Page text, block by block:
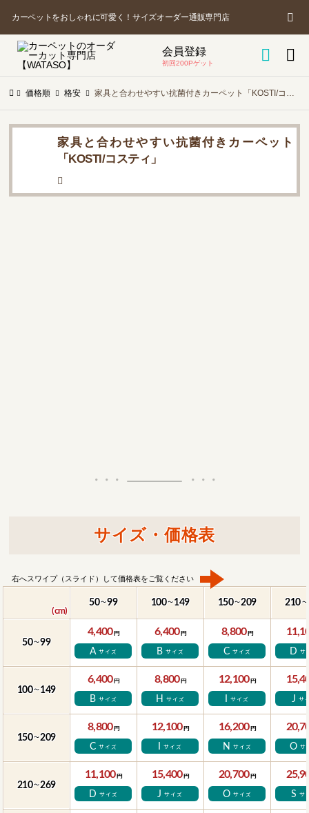
カーペットをおしゃれに可愛く！サイズオーダー通販専門店
探
す
会員登録
初回200Pゲット
ト

価格順 格安 家具と合わせやすい抗菌付きカーペット「KOSTI/コスティ」
家具と合わせやすい抗菌付きカーペット
「KOSTI/コスティ」
サイズ・価格表
右へスワイプ（スライド）して価格表をご覧ください
50 ～ 99 100 ～ 149 150 ～ 209 210 ～
50 ～ 99
4,400 円
A サイズ
6,400 円
B サイズ
8,800 円
C サイズ D サ
100 ～ 149
6,400 円
B サイズ
8,800 円
H サイズ
12,100 円
サイズ J サ
150 ～ 209
8,800 円
C サイズ
12,100 円
サイズ
16,200 円
N サイズ O サ
210 ～ 269
11,100 円
D サイズ
15,400 円
J サイズ
20,700 円
O サイズ S サ